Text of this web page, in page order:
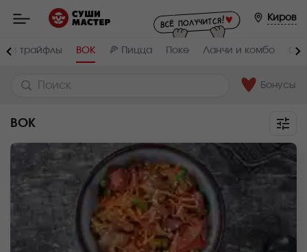
Мастер
заказ
доставка
суши,
роллов,
WOK
Киров
и трайфлы ВОК 🍕 Пицца Поке Ланчи и комбо
Бонусы
ВОК